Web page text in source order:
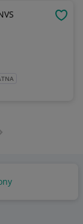
strona